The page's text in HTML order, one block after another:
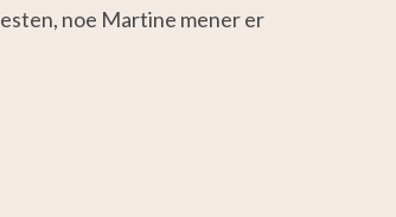
noe Martine mener er